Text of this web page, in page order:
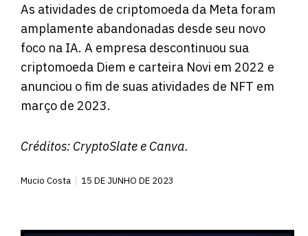
As atividades de criptomoeda da Meta foram
amplamente abandonadas desde seu novo
foco na IA. A empresa descontinuou sua
criptomoeda Diem e carteira Novi em 2022 e
anunciou o fim de suas atividades de NFT em
março de 2023.
Créditos: CryptoSlatee Canva.
Mucio Costa 15 DE JUNHO DE 2023